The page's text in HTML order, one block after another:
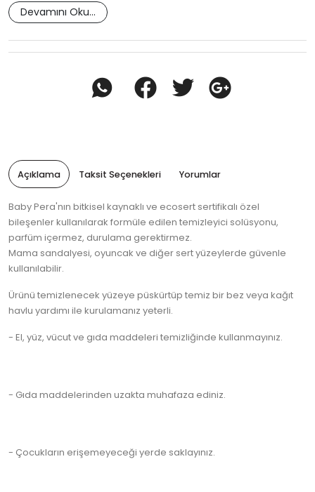
Devamını Oku...
Açıklama Taksit Seçenekleri Yorumlar
Baby Pera'nın bitkisel kaynaklı ve ecosert sertifikalı özel
bileşenler kullanılarak formüle edilen temizleyici solüsyonu,
parfüm içermez, durulama gerektirmez.
Mama sandalyesi, oyuncak ve diğer sert yüzeylerde güvenle
kullanılabilir.
Ürünü temizlenecek yüzeye püskürtüp temiz bir bez veya kağıt
havlu yardımı ile kurulamanız yeterli.
- El, yüz, vücut ve gıda maddeleri temizliğinde kullanmayınız.
- Gıda maddelerinden uzakta muhafaza ediniz.
- Çocukların erişemeyeceği yerde saklayınız.